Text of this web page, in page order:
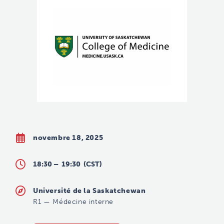
novembre 18, 2025
18:30 – 19:30 (CST)
Université de la Saskatchewan
R1 — Médecine interne